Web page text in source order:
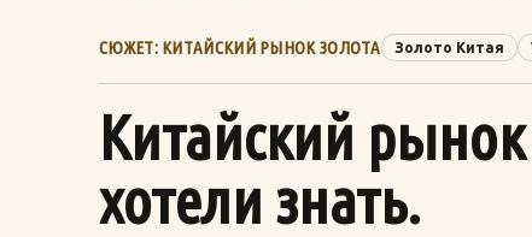
СЮЖЕТ: КИТАЙСКИЙ РЫНОК ЗОЛОТА Золото Китая
Китайский
хотели знать.